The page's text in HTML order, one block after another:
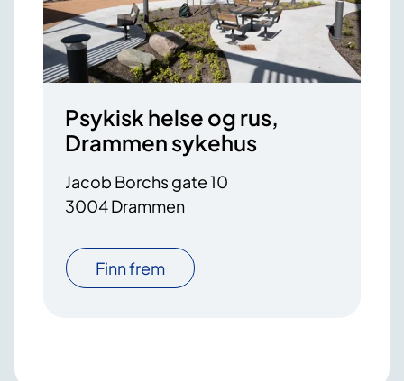
Psykisk helse og rus,
Drammen sykehus
Jacob Borchs gate 10
3004 Drammen
Finn frem